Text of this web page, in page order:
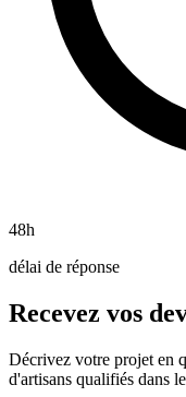
48h
délai de réponse
Recevez vos
Décrivez votre projet en
d'artisans qualifiés dans